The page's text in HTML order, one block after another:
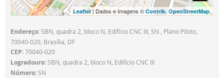
Leaflet| Dados e Imagens ©Contrib. OpenStreetMap,
Endereço: SBN, quadra 2, bloco N, Edifício CNC III, SN , Plano Piloto,
70040-020, Brasília, DF
CEP: 70040-020
Logradouro: SBN, quadra 2, bloco N, Edifício CNC III
Número: SN